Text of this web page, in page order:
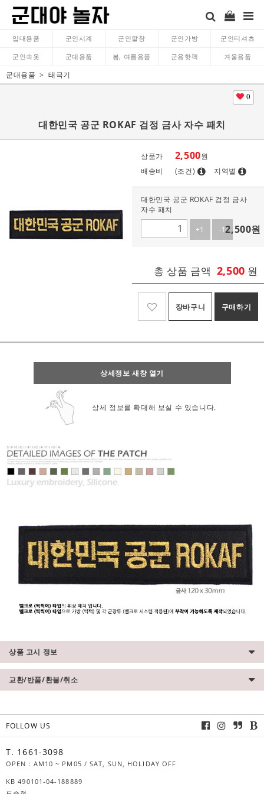
입대용품 군인시계 군인깔창 군인가방 군인티셔츠
군인속옷 군대용품 봄, 여름용품 군용핫팩 겨울용품
군대용품 태극기
0
대한민국 공군 ROKAF 검정 금사 자수 패치
상품가 2,500원
배송비
(조건) 지역별
대한민국 공군 ROKAF 검정 금사
자수 패치
+1
-12,500원
총 상품 금액 2,500 원
장바구니 구매하기
상세정보 새창 열기
상세 정보를 확대해 보실 수 있습니다.
상품 고시 정보
교환/반품/환불/취소
FOLLOW US
T. 1661-3098
OPEN : AM10 ~ PM05 / SAT, SUN, HOLIDAY OFF
KB 490101-04-188889